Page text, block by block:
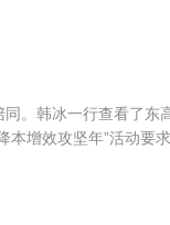
。韩冰一行查看了东
增效攻坚年”活动要